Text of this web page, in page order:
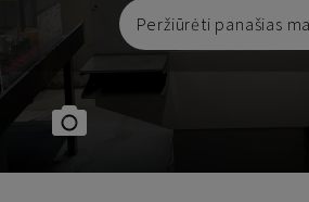
Peržiūrėti panašias